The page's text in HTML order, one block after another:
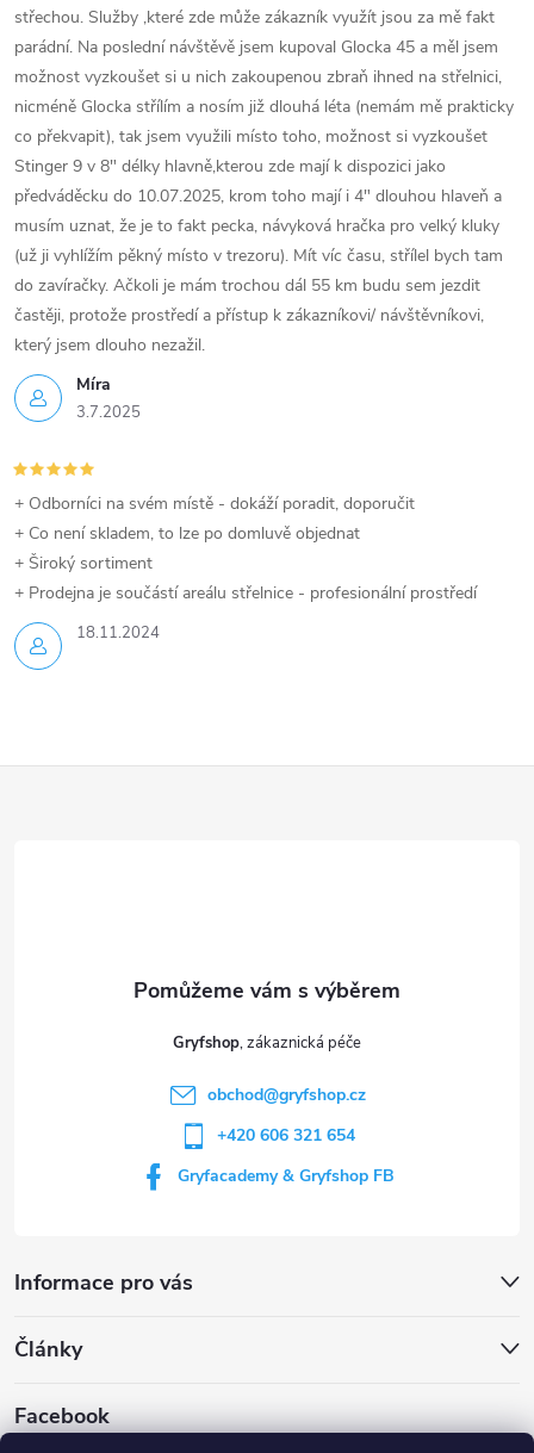
Míra
3.7.2025
střechou. Služby ,které zde může zákazník využít jsou za mě fakt
parádní. Na poslední návštěvě jsem kupoval Glocka 45 a měl jsem
možnost vyzkoušet si u nich zakoupenou zbraň ihned na střelnici,
nicméně Glocka střílím a nosím již dlouhá léta (nemám mě prakticky
co překvapit), tak jsem využili místo toho, možnost si vyzkoušet
Stinger 9 v 8" délky hlavně,kterou zde mají k dispozici jako
předváděcku do 10.07.2025, krom toho mají i 4" dlouhou hlaveň a
musím uznat, že je to fakt pecka, návyková hračka pro velký kluky
(už ji vyhlížím pěkný místo v trezoru). Mít víc času, střílel bych tam
do zavíračky. Ačkoli je mám trochou dál 55 km budu sem jezdit
častěji, protože prostředí a přístup k zákazníkovi/ návštěvníkovi,
který jsem dlouho nezažil.
18.11.2024
+ Odborníci na svém místě - dokáží poradit, doporučit
+ Co není skladem, to lze po domluvě objednat
+ Široký sortiment
+ Prodejna je součástí areálu střelnice - profesionální prostředí
Informace pro vás
Gryfshop
obchod@gryfshop.cz
+420 606 321 654
Gryfacademy & Gryfshop FB
Články
Facebook